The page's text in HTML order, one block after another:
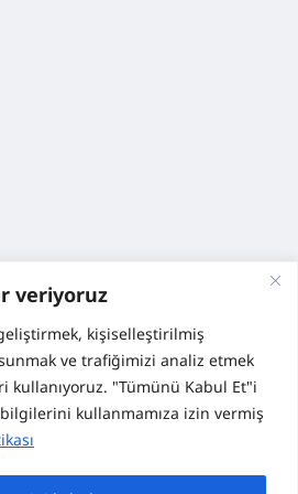
veriyoruz
kişiselleştirilmiş
ve trafiğimizi analiz etmek
kullanıyoruz. "Tümünü Kabul Et"i
kullanmamıza izin vermiş